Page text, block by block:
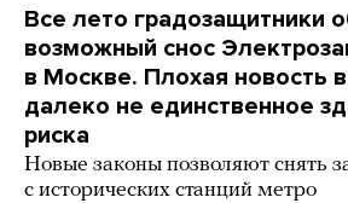
Все лето градозащитники
возможный снос
в Москве. Плохая новость
далеко не единственное
риска
Новые законы позволяют снять
с исторических станций метро